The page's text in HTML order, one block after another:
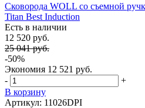
Сковорода WOLL со съемной
Titan Best Induction
Есть в наличии
12 520 руб.
25 041 руб.
-50%
Экономия 12 521 руб.
-
+
В корзину
Артикул: 11026DPI